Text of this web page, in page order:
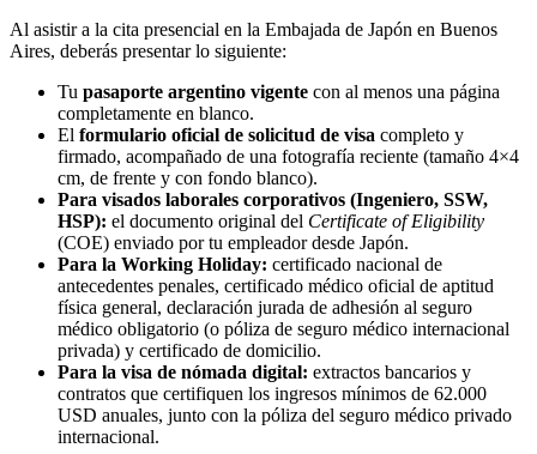
Al asistir a la cita presencial en la Embajada de Japón en Buenos
Aires, deberás presentar lo siguiente:
Tu pasaporte argentino vigente con al menos una página
completamente en blanco.
El formulario oficial de solicitud de visa completo y
firmado, acompañado de una fotografía reciente (tamaño 4×4
cm, de frente y con fondo blanco).
Para visados laborales corporativos (Ingeniero, SSW,
HSP): el documento original del Certificate of Eligibility
(COE) enviado por tu empleador desde Japón.
Para la Working Holiday: certificado nacional de
antecedentes penales, certificado médico oficial de aptitud
física general, declaración jurada de adhesión al seguro
médico obligatorio (o póliza de seguro médico internacional
privada) y certificado de domicilio.
Para la visa de nómada digital: extractos bancarios y
contratos que certifiquen los ingresos mínimos de 62.000
USD anuales, junto con la póliza del seguro médico privado
internacional.